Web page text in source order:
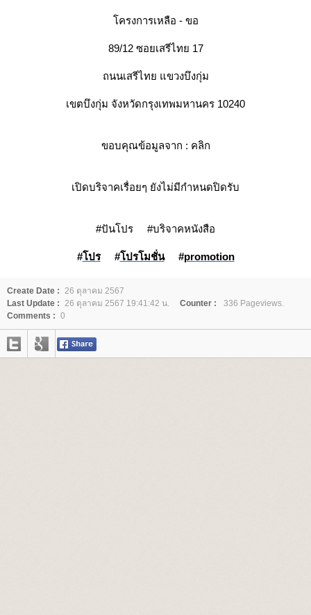
ครงการเหลือ - ขอ
89/12 ซอยเสรีไทย 17
ถนนเสรีไทย แขวงบึงกุ่ม
เขตบึงกุ่ม จังหวัดกรุงเทพมหานคร 10240
ขอบคุณข้อมูลจาก : คลิก
เปิดบริจาคเรื่อยๆ ยังไม่มีกำหนดปิดรับ
#ปันโปร #บริจาคหนังสือ
#ปร #ปรโมชั่น #promotion
Create Date : 26 ตุลาคม 2567
Last Update : 26 ตุลาคม 2567 19:41:42 น. Counter :
336 Pageviews.
Comments : 0